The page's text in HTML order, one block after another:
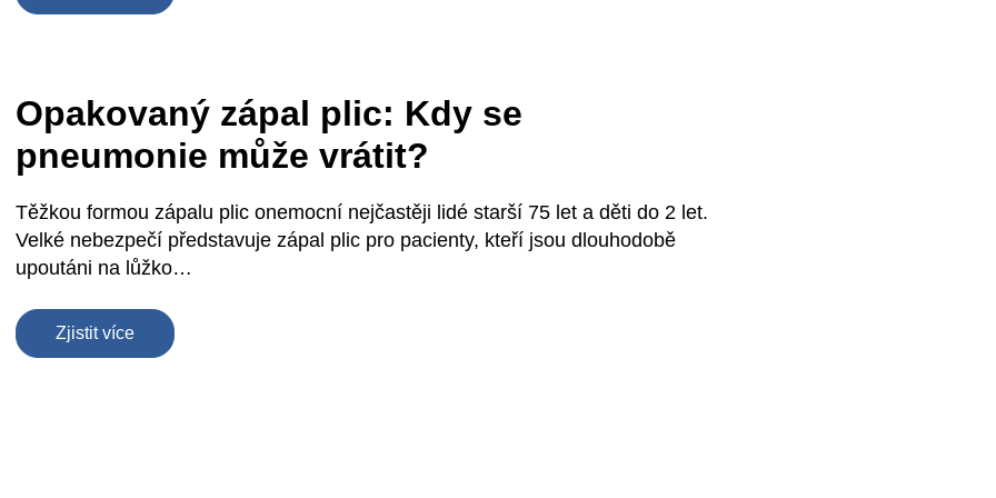
Opakovaný zápal plic: Kdy se
pneumonie může vrátit?
Těžkou formou zápalu plic onemocní nejčastěji lidé starší 75 let a děti do 2 let.
Velké nebezpečí představuje zápal plic pro pacienty, kteří jsou dlouhodobě
upoutáni na lůžko…
Zjistit více